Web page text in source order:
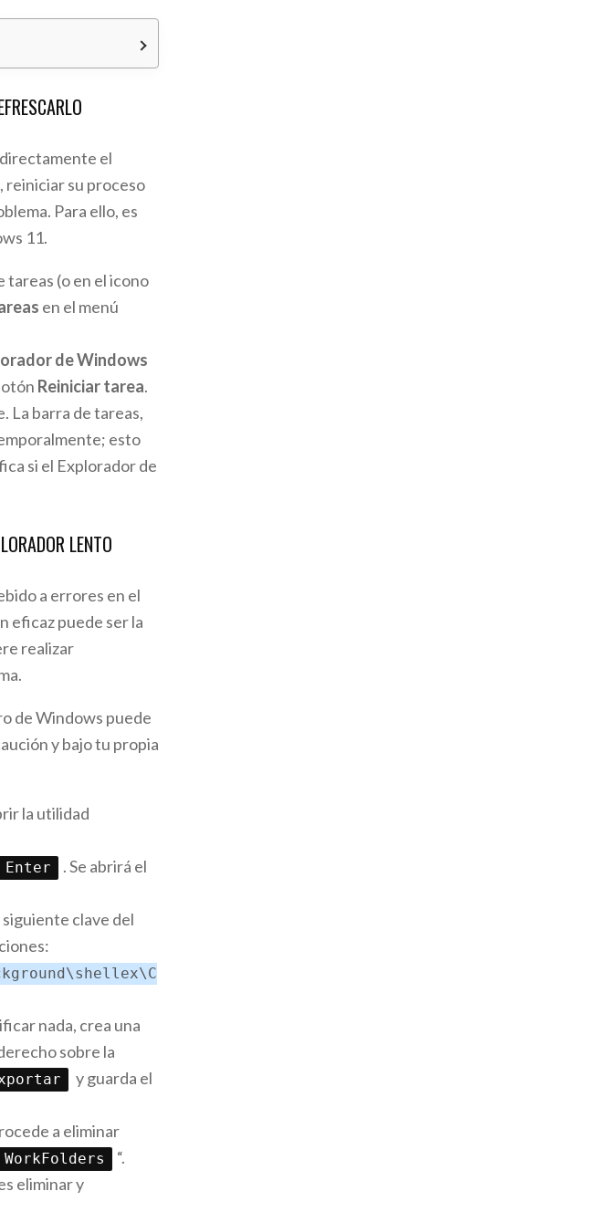
el
reiniciar su proceso
Para ello, es
11.
tareas (o en el icono
en el menú
de Windows
Reiniciar tarea.
La barra de tareas,
esto
si el Explorador de
LENTO
a errores en el
eficaz puede ser la
realizar
de Windows puede
y bajo tu propia
la utilidad
Enter
. Se abrirá el
clave del
nada, crea una
sobre la
y guarda el
a eliminar
WorkFolders
“.
eliminar y